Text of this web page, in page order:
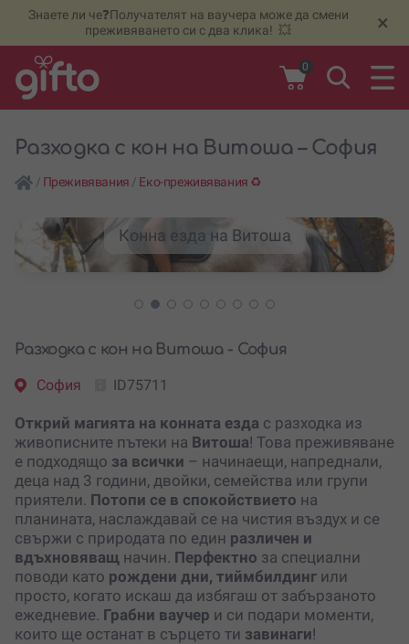
Знаете ли че❓Получателят на ваучера може да смени
преживяването си с два клика! 💥
×
0
Разходка с кон на Витоша – София
/ Преживявания / Еко-преживявания ♻️
Конна езда на Витоша
Разходка с кон на Витоша - София
София ID75711
Открий магията на конната езда с разходка из
живописните пътеки на Витоша! Това преживяване
е подходящо за всички – начинаещи, напреднали,
деца над 3 години, двойки, семейства или групи
приятели. Потопи се в спокойствието на
планината, наслаждавай се на чистия въздух и се
свържи с природата по един различен и
вдъхновяващ начин. Перфектно за специални
поводи като рождени дни, тиймбилдинг или
просто, когато искаш да избягаш от забързаното
ежедневие. Грабни ваучер и си подари моменти,
които ще останат в сърцето ти завинаги!